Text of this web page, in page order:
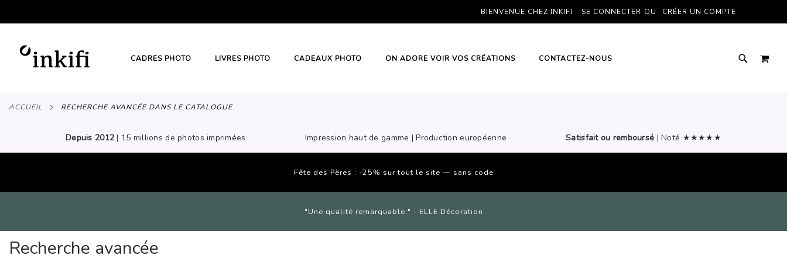
AU
BIENVENUE CHEZ INKIFI SE CONNECTER CRÉER UN COMPTE
CADRES PHOTO LIVRES PHOTO CADEAUX PHOTO ON ADORE VOIR VOS CRÉATIONS CONTACTEZ-NOUS
ACCUEIL RECHERCHE AVANCÉE DANS LE CATALOGUE
Depuis 2012 | 15 millions de photos imprimées Impression haut de gamme | Production européenne Satisfait ou remboursé | Noté ★★★★★
Fête des Pères : -25% sur tout le site — sans code
"Une qualité remarquable." - ELLE Décoration
Recherche avancée